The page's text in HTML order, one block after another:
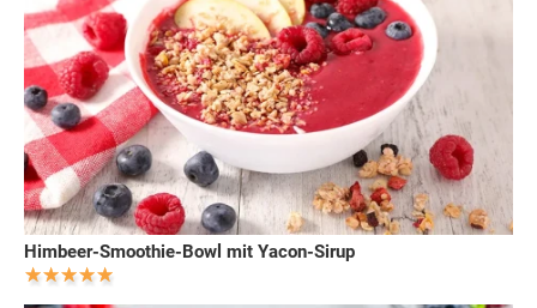
Himbeer-Smoothie-Bowl mit Yacon-Sirup